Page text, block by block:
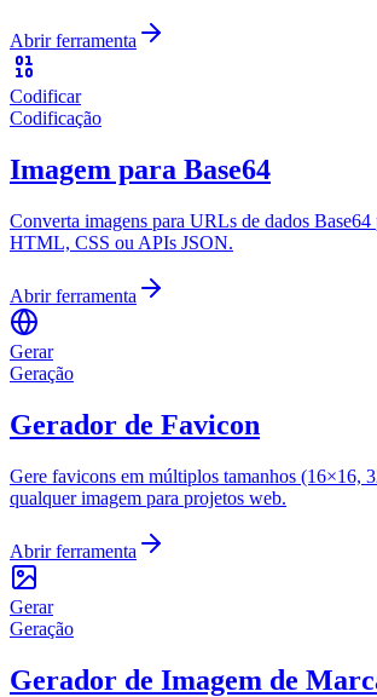
Abrir ferramenta
Codificar
Codificação
Imagem para Base64
Converta imagens para URLs de dados
HTML, CSS ou APIs JSON.
Abrir ferramenta
Gerar
Geração
Gerador de Favicon
Gere favicons em múltiplos tamanhos (16×16,
qualquer imagem para projetos web.
Abrir ferramenta
Gerar
Geração
Gerador de Imagem de